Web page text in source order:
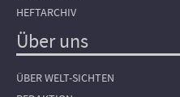
HEFTARCHIV
Über uns
ÜBER WELT-SICHTEN